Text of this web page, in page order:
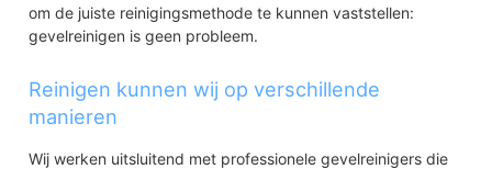
om de juiste reinigingsmethode te kunnen vaststellen:
gevelreinigen is geen probleem.
Reinigen kunnen wij op verschillende
manieren
Wij werken uitsluitend met professionele gevelreinigers die